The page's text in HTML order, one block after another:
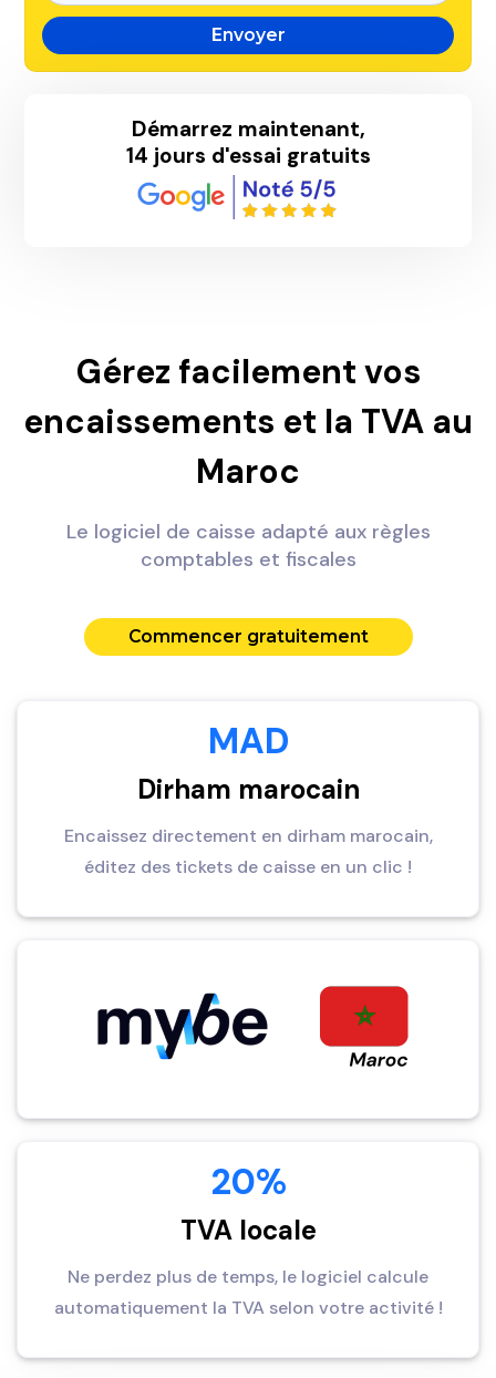
Démarrez maintenant,
14 jours d'essai gratuits
Gérez facilement vos
encaissements et la TVA au
Maroc
Le logiciel de caisse adapté aux règles
comptables et fiscales
Commencer gratuitement
MAD
Dirham marocain
Encaissez directement en dirham marocain,
éditez des tickets de caisse en un clic !
20%
TVA locale
Ne perdez plus de temps, le logiciel calcule
automatiquement la TVA selon votre activité !